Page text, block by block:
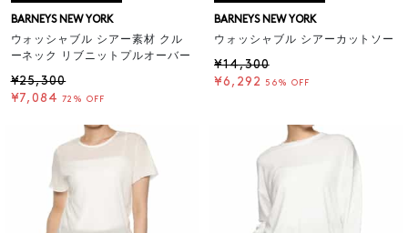
BARNEYS NEW YORK
ウォッシャブル シアー素材 クル
ーネック リブニットプルオーバー
¥25,300
¥7,084
72% OFF
BARNEYS NEW YORK
ウォッシャブル シアーカットソー
¥14,300
¥6,292
56% OFF